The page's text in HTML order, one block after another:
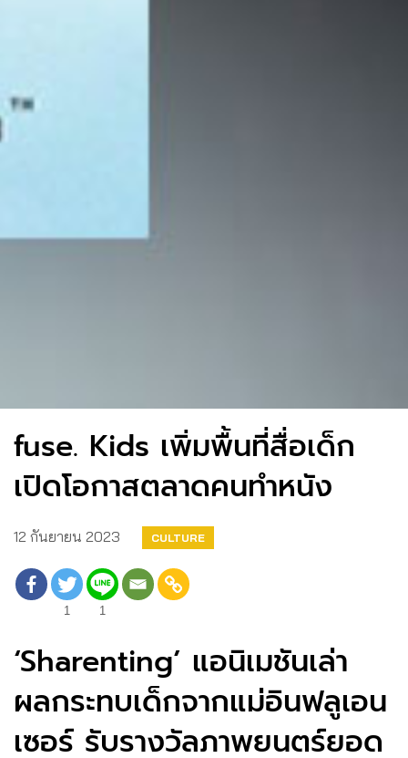
fuse. Kids เพิ่มพื้นที่สื่อเด็ก
เปิดโอกาสตลาดคนทำหนัง
12 กันยายน 2023 CULTURE
1 1
‘Sharenting’ แอนิเมชันเล่า
ผลกระทบเด็กจากแม่อินฟลูเอน
เซอร์ รับรางวัลภาพยนตร์ยอด